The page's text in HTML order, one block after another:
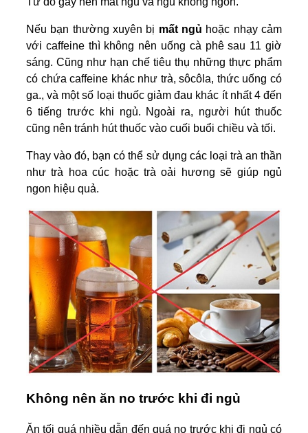
Nếu bạn thường xuyên bị mất ngủ hoặc nhạy cảm
với caffeine thì không nên uống cà phê sau 11 giờ
sáng. Cũng như hạn chế tiêu thụ những thực phẩm
có chứa caffeine khác như trà, sôcôla, thức uống có
ga., và một số loại thuốc giảm đau khác ít nhất 4 đến
6 tiếng trước khi ngủ. Ngoài ra, người hút thuốc
cũng nên tránh hút thuốc vào cuối buổi chiều và tối.
Thay vào đó, bạn có thể sử dụng các loại trà an thần
như trà hoa cúc hoặc trà oải hương sẽ giúp ngủ
ngon hiệu quả.
Không nên ăn no trước khi đi ngủ
Ăn tối quá nhiều dẫn đến quá no trước khi đi ngủ có